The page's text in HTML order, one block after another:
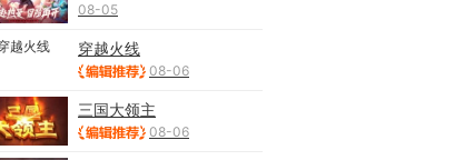
08-05
穿越火线
08-06
三国大领主
08-06